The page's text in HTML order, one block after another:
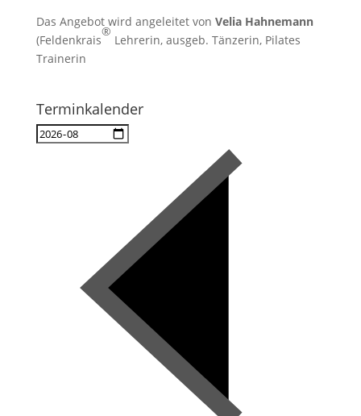
Das Angebot wird angeleitet von Velia Hahnemann
(Feldenkrais
®
Lehrerin, ausgeb. Tänzerin, Pilates
Trainerin
Terminkalender